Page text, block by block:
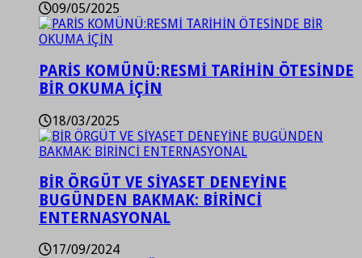
09/05/2025
PARİS KOMÜNÜ:RESMİ TARİHİN ÖTESİNDE
BİR OKUMA İÇİN
18/03/2025
BİR ÖRGÜT VE SİYASET DENEYİNE
BUGÜNDEN BAKMAK: BİRİNCİ
ENTERNASYONAL
17/09/2024